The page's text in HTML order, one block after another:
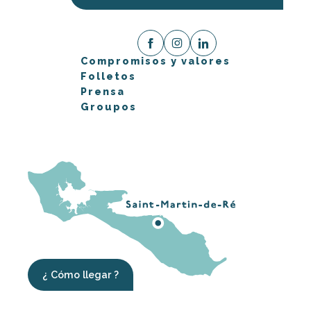
Compromisos y valores
Folletos
Prensa
Groupos
¿ Cómo llegar ?